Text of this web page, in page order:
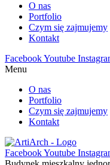
O nas
Portfolio
Czym się zajmujemy
Kontakt
FacebookYoutube
Menu
O nas
Portfolio
Czym się zajmujemy
Kontakt
FacebookYoutube